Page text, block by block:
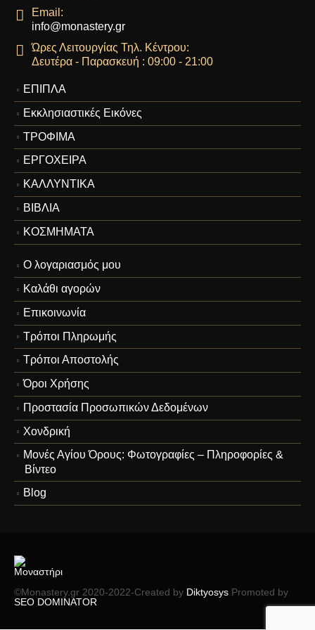
Email:
info@monastery.gr
Ώρες Λειτουργίας Τηλ. Κέντρου:
Δευτέρα - Παρασκευή : 09:00 - 21:00
ΕΠΙΠΛΑ
Εκκλησιαστικές Εικόνες
ΤΡΟΦΙΜΑ
ΕΡΓΟΧΕΙΡΑ
ΚΑΛΛΥΝΤΙΚΑ
ΒΙΒΛΙΑ
ΚΟΣΜΗΜΑΤΑ
Ο λογαριασμός μου
Καλάθι αγορών
Επικοινωνία
Τρόποι Πληρωμής
Τρόποι Αποστολής
Όροι Χρήσης
Προστασία Προσωπικών Δεδομένων
Χονδρική
Μονές Αγίου Όρους: Φωτογραφίες – Πληροφορίες &
Βίντεο
Blog
©Monastery.gr 2020-2022-Created by Diktyosys Promoted by
SEO DOMINATOR